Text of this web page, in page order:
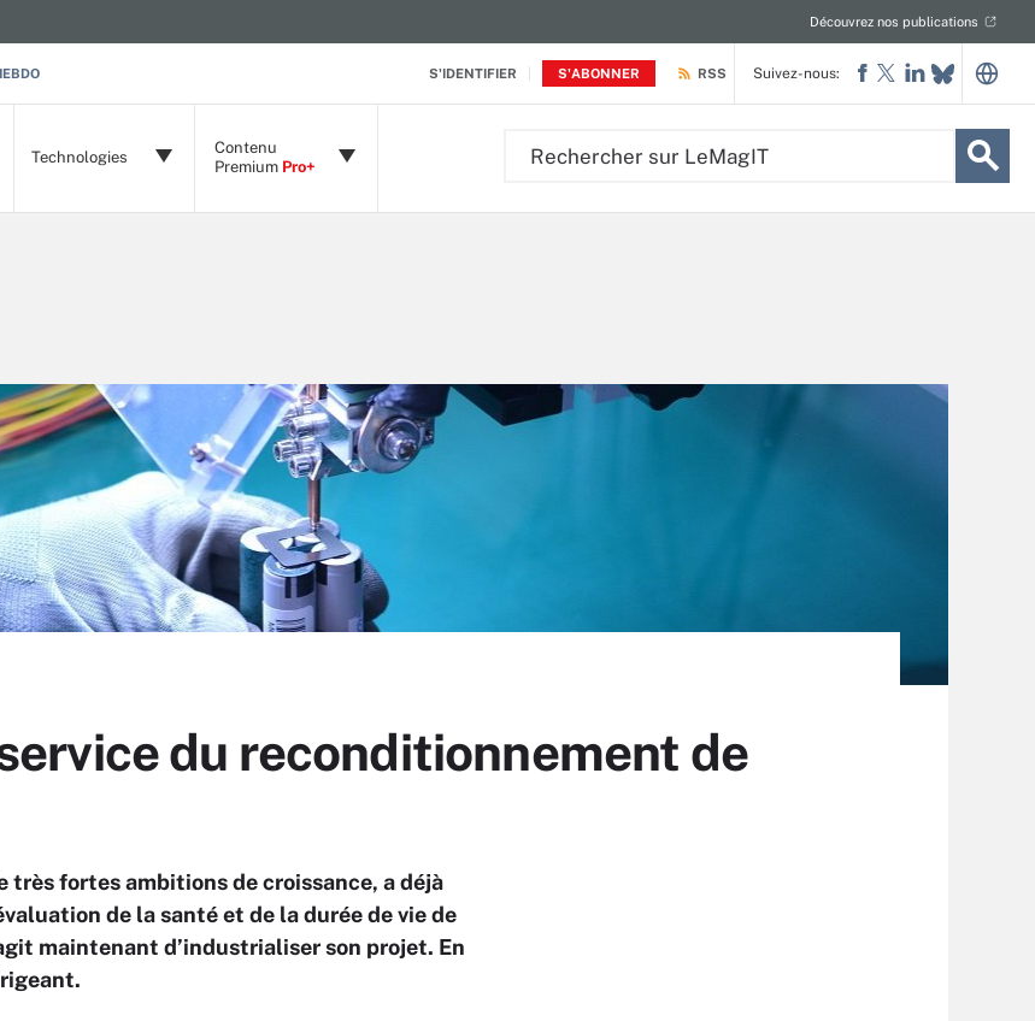
S'IDENTIFIER S'ABONNER
Découvrez nos publications
RSS
Technologies
Contenu
Premium Pro+
Suivez-nous:
du reconditionnement de
fortes ambitions de croissance, a déjà
de la santé et de la durée de vie de
maintenant d’industrialiser son projet. En